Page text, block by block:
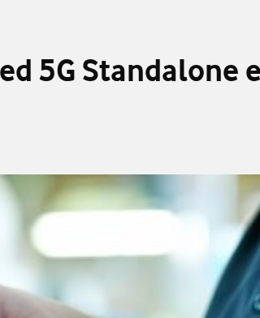
5G Standalone